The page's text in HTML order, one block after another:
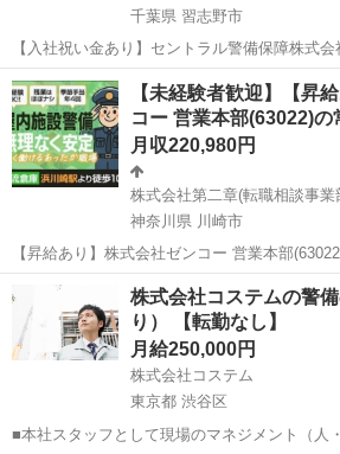
千葉県 習志野市
【入社祝い金あり】セントラル警備保障株式
機械警備の正社員 - 京成大久保駅 【応募先企業名】株式会社第二章(転
職相談事業部) 【雇用形態】正社員【人材紹介
備関連 【応募資...
千葉 習志野市 警備員 未経験
【未経験者歓迎】【昇
コー 営業本部(63022)
月収220,980円
株式会社第二章(転職相談事業
神奈川県 川崎市
【昇給あり】株式会社ゼンコー 営業本部
員 - 武蔵小杉駅 【応募先企業名】株式会社第二章(転職相談事業部)
【雇用形態】正社員【人材紹介】 【職種】警
格】 ・年齢要...
神奈川 川崎市 警備員
株式会社コステムの警
り） 【転勤なし】
月給250,000円
株式会社コステム
東京都 渋谷区
■本社スタッフとして現場のマネジメント（人